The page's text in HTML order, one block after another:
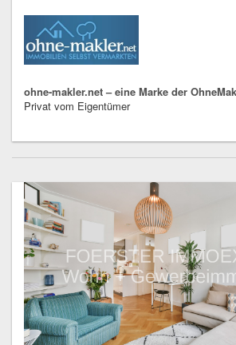
ohne-makler.net – eine Marke der
Privat vom Eigentümer